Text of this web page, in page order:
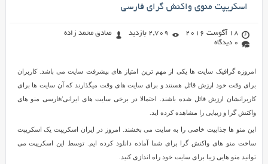
اسکریپت منوی واکنش گرای فارسی
18 آگوست 2016 2,709 بازدید
صادق محمد زاده
0 دیدگاه
امروزه گرافیک سایت ها یکی از مهم ترین امتیاز های پیشرفت سایت می باشد. کاربران
برای وقت خود ارزش قائل هستند و برای سایت های وقت میگذارند که آن سایت ها برای
کاربرانشان ارزش قائل شده باشند. احتمالا در برخی سایت های ایرانی/فارسی منو های
واکنش گرا و زیبایی را مشاهده کرده اید.
این منو ها جذابیت خاصی را به سایت می بخشند. امروز در ایران اسکریپت یک اسکریپت
ساخت منو های واکنش گرا برای شما آماده دانلود کرده ایم. توسط این اسکریپت می
توانید منو هایی زیبا برای سایت خود راه اندازی کنید.